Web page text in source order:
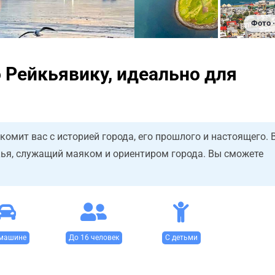
Фото
идеально для
вас с историей города, его прошлого и настоящего.
служащий маяком и ориентиром города. Вы сможете
До 16 человек С детьми